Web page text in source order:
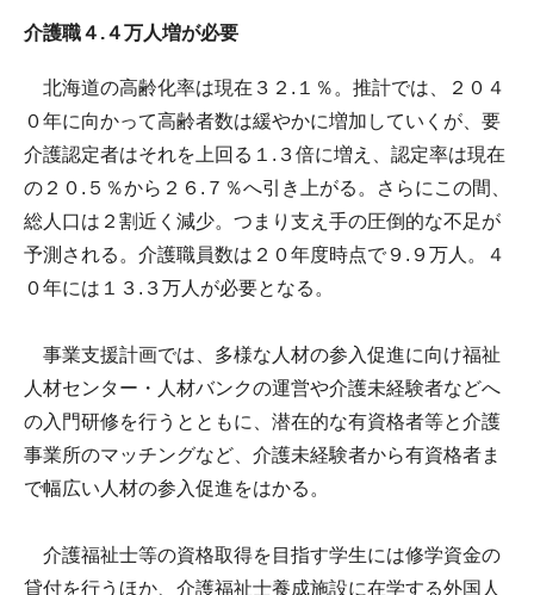
介護職４.４万人増が必要
北海道の高齢化率は現在３２.１％。推計では、２０４
０年に向かって高齢者数は緩やかに増加していくが、要
介護認定者はそれを上回る１.３倍に増え、認定率は現在
の２０.５％から２６.７％へ引き上がる。さらにこの間、
総人口は２割近く減少。つまり支え手の圧倒的な不足が
予測される。介護職員数は２０年度時点で９.９万人。４
０年には１３.３万人が必要となる。
事業支援計画では、多様な人材の参入促進に向け福祉
人材センター・人材バンクの運営や介護未経験者などへ
の入門研修を行うとともに、潜在的な有資格者等と介護
事業所のマッチングなど、介護未経験者から有資格者ま
で幅広い人材の参入促進をはかる。
介護福祉士等の資格取得を目指す学生には修学資金の
貸付を行うほか、介護福祉士養成施設に在学する外国人